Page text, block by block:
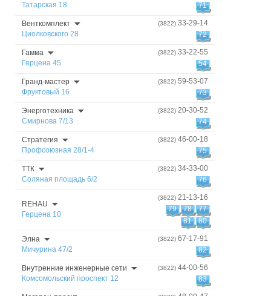
Татарская 18
71
Венткомплект
Циолковского 28
(3822) 33-29-14
72
Гамма
Герцена 45
(3822) 33-22-55
54
Гранд-мастер
Фруктовый 16
(3822) 59-53-07
73
Энерготехника
Смирнова 7/13
(3822) 20-30-52
74
Стратегия
Профсоюзная 28/1-4
(3822) 46-00-18
75
ТТК
Соляная площадь 6/2
(3822) 34-33-00
76
REHAU
Герцена 10
(3822) 21-13-16
77
78
79
80
81
Элна
Мичурина 47/2
(3822) 67-17-91
82
Внутренние инженерные сети
Комсомольский проспект 12
(3822) 44-00-56
83